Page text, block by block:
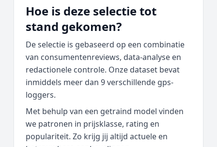
Hoe is deze selectie tot
stand gekomen?
De selectie is gebaseerd op een combinatie
van consumentenreviews, data‑analyse en
redactionele controle. Onze dataset bevat
inmiddels meer dan 9 verschillende gps-
loggers.
Met behulp van een getraind model vinden
we patronen in prijsklasse, rating en
populariteit. Zo krijg jij altijd actuele en